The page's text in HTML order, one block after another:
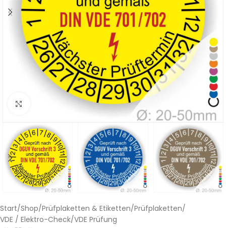
Klicken zum Vergrößern
Start/Shop/Prüfplaketten & Etiketten/Prüfplaketten/
VDE / Elektro-Check/VDE Prüfung